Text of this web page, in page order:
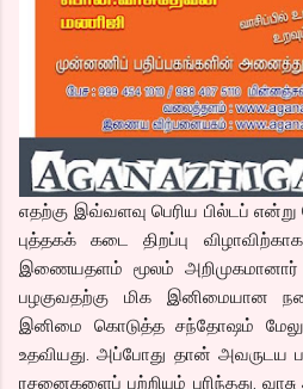
எதற்கு இவ்வளவு பெரிய பில்டப்
புத்தகக் கடை திறப்பு
இணையதளம் மூலம் அறிமுகமானார்
பழகுவதற்கு மிக இனிமையான
இனிமை கொடுத்த சந்தோஷம்
உதவியது. அப்போது தான் அவருடய
ரசனைகளைப் பற்றியும் புரிந்தது.